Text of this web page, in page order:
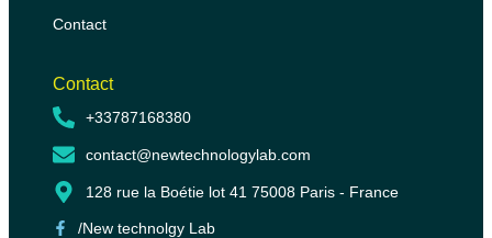
Contact
Contact
+33787168380
contact@newtechnologylab.com
128 rue la Boétie lot 41 75008 Paris - France
/New technolgy Lab